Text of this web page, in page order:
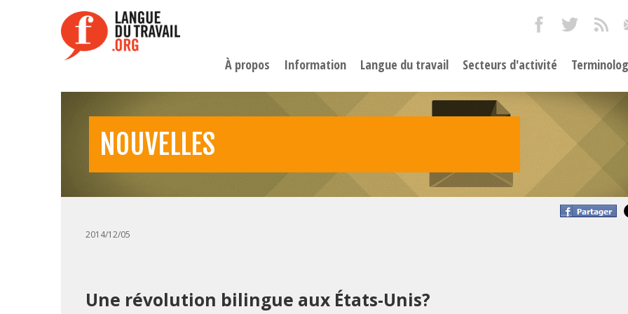
À propos Information Langue du travail Secteurs d'activité
NOUVELLES
2014/12/05
Une révolution bilingue aux États-Unis?